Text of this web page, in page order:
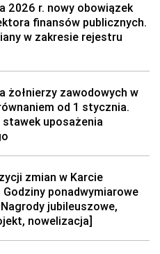
2026 r. nowy obowiązek
finansów publicznych.
w zakresie rejestru
żołnierzy zawodowych w
od 1 stycznia.
uposażenia
zmian w Karcie
Godziny ponadwymiarowe
jubileuszowe,
nowelizacja]